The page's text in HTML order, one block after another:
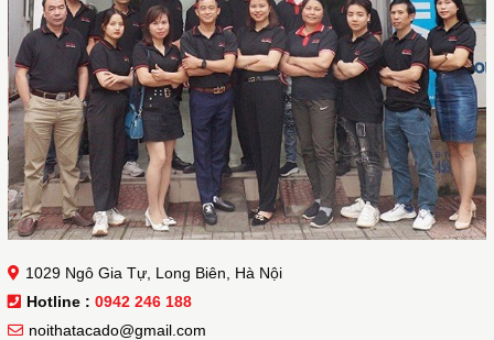
1029 Ngô Gia Tự, Long Biên, Hà Nội
Hotline : 0942 246 188
noithatacado@gmail.com